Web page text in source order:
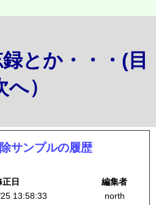
とか・・・(目
へ）
サンプルの履歴
正日
編集者
13:58:33
north